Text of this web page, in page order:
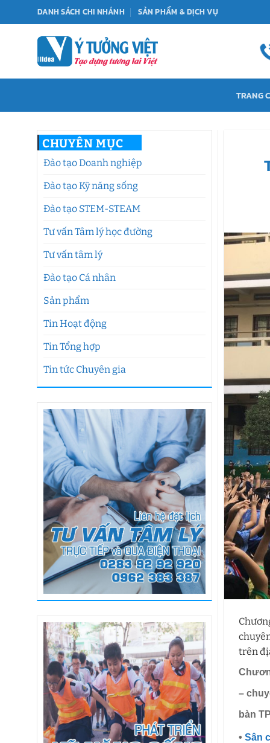
qua
DANH SÁCH CHI NHÁNH SẢN PHẨM & DỊCH VỤ
TRANG
CHUYÊN MỤC
Đào tạo Doanh nghiệp
Đào tạo Kỹ năng sống
Đào tạo STEM-STEAM
Tư vấn Tâm lý học đường
Tư vấn tâm lý
Đào tạo Cá nhân
Sản phẩm
Tin Hoạt động
Tin Tổng hợp
Tin tức Chuyên gia
trên
–
bàn
• Sân